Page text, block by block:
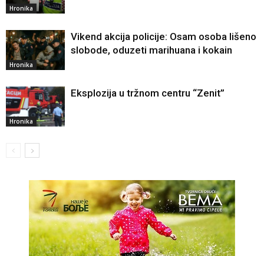
Hronika
Hronika
Vikend akcija policije: Osam osoba lišeno
slobode, oduzeti marihuana i kokain
Hronika
Eksplozija u tržnom centru “Zenit”